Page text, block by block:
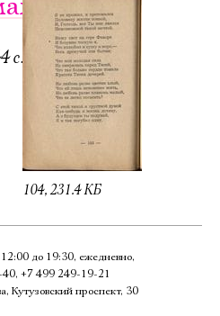
Т. 2
с.
104, 231.4 КБ
до 19:30, ежедневно,
, +7 499 249‑19‑21
Кутузовский проспект, 30